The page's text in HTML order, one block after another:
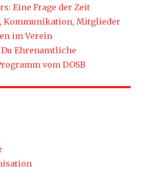
Eine Frage der Zeit
Kommunikation, Mitglieder
im Verein
Ehrenamtliche
vom DOSB